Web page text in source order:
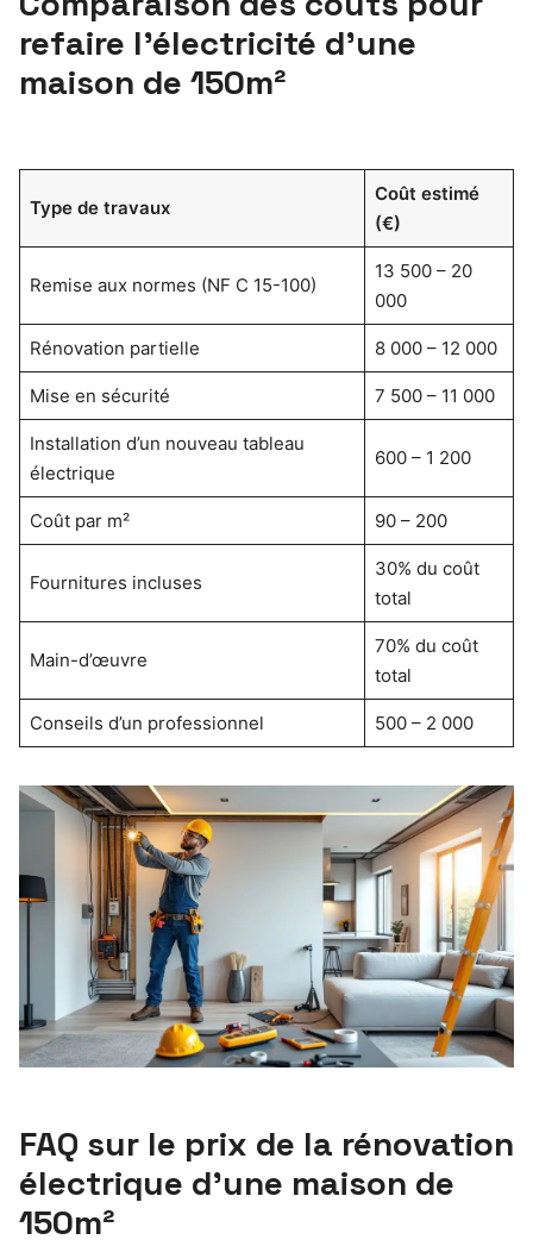
refaire l’électricité d’une
maison de 150m²
Type de travaux
Coût estimé
(€)
Remise aux normes (NF C 15-100)
13 500 – 20
000
Rénovation partielle 8 000 – 12 000
Mise en sécurité 7 500 – 11 000
Installation d’un nouveau tableau
électrique
600 – 1 200
Coût par m² 90 – 200
Fournitures incluses
30% du coût
total
Main-d’œuvre
70% du coût
total
Conseils d’un professionnel 500 – 2 000
FAQ sur le prix de la rénovation
électrique d’une maison de
150m²